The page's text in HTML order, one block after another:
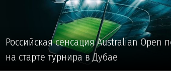
Российская сенсация Australian Open
на старте турнира в Дубае
🥎 #ТЕННИС